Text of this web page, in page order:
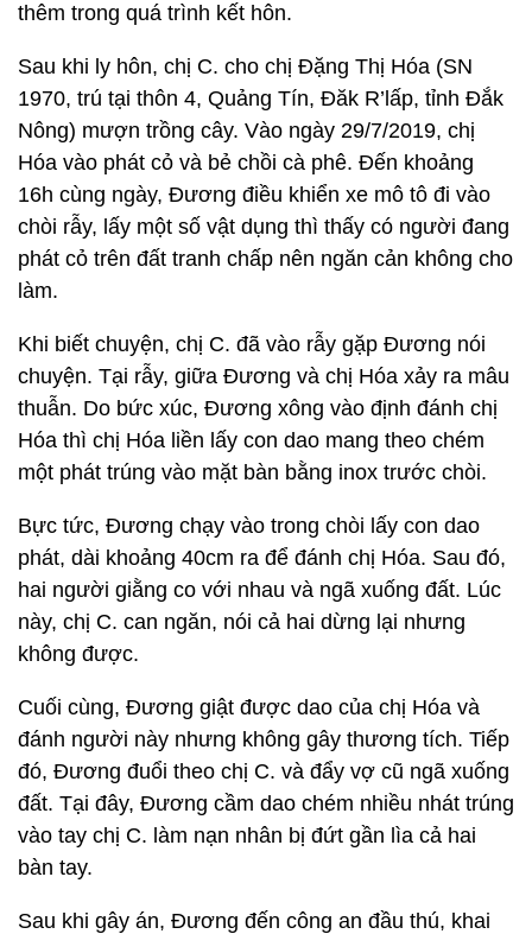
thêm trong quá trình kết hôn.
Sau khi ly hôn, chị C. cho chị Đặng Thị Hóa (SN
1970, trú tại thôn 4, Quảng Tín, Đăk R’lấp, tỉnh Đắk
Nông) mượn trồng cây. Vào ngày 29/7/2019, chị
Hóa vào phát cỏ và bẻ chồi cà phê. Đến khoảng
16h cùng ngày, Đương điều khiển xe mô tô đi vào
chòi rẫy, lấy một số vật dụng thì thấy có người đang
phát cỏ trên đất tranh chấp nên ngăn cản không cho
làm.
Khi biết chuyện, chị C. đã vào rẫy gặp Đương nói
chuyện. Tại rẫy, giữa Đương và chị Hóa xảy ra mâu
thuẫn. Do bức xúc, Đương xông vào định đánh chị
Hóa thì chị Hóa liền lấy con dao mang theo chém
một phát trúng vào mặt bàn bằng inox trước chòi.
Bực tức, Đương chạy vào trong chòi lấy con dao
phát, dài khoảng 40cm ra để đánh chị Hóa. Sau đó,
hai người giằng co với nhau và ngã xuống đất. Lúc
này, chị C. can ngăn, nói cả hai dừng lại nhưng
không được.
Cuối cùng, Đương giật được dao của chị Hóa và
đánh người này nhưng không gây thương tích. Tiếp
đó, Đương đuổi theo chị C. và đẩy vợ cũ ngã xuống
đất. Tại đây, Đương cầm dao chém nhiều nhát trúng
vào tay chị C. làm nạn nhân bị đứt gần lìa cả hai
bàn tay.
Sau khi gây án, Đương đến công an đầu thú, khai